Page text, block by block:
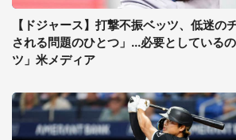
【ドジャース】打撃不振ベッツ、低迷の
される問題のひとつ」...必要としている
ツ」米メディア